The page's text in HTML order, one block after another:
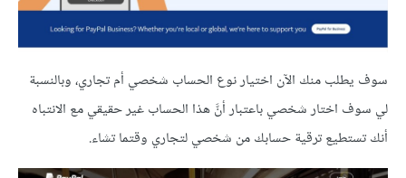
سوف يطلب منك الآن اختيار نوع الحساب شخصي أم تجاري، وبالنسبة
لي سوف اختار شخصي باعتبار أنَّ هذا الحساب غير حقيقي مع الانتباه
أنك تستطيع ترقية حسابك من شخصي لتجاري وقتما تشاء.